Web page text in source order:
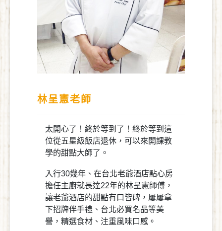
林呈憲老師
太開心了！終於等到了！終於等到這
位從五星級飯店退休，可以來開課教
學的甜點大師了。
入行30幾年、在台北老爺酒店點心房
擔任主廚就長達22年的林呈憲師傅，
讓老爺酒店的甜點有口皆碑，屢屢拿
下招牌伴手禮、台北必買名品等美
譽，精選食材、注重風味口感。